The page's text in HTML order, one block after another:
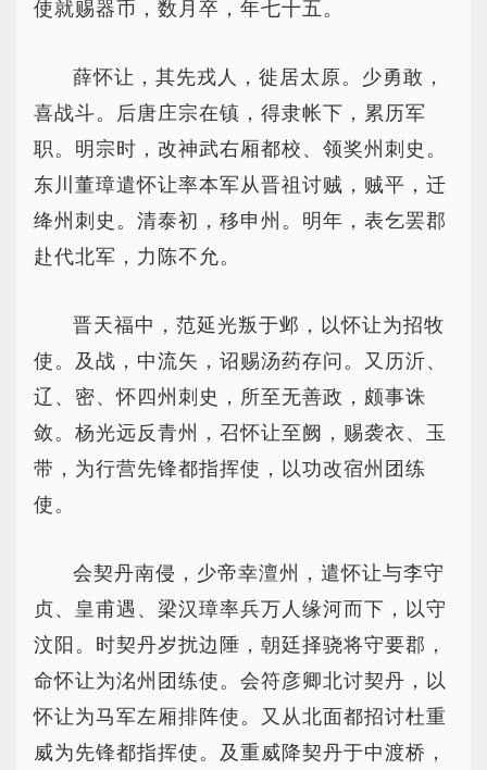
使就赐器币，数月卒，年七十五。
薛怀让，其先戎人，徙居太原。少勇敢，
喜战斗。后唐庄宗在镇，得隶帐下，累历军
职。明宗时，改神武右厢都校、领奖州刺史。
东川董璋遣怀让率本军从晋祖讨贼，贼平，迁
绛州刺史。清泰初，移申州。明年，表乞罢郡
赴代北军，力陈不允。
晋天福中，范延光叛于邺，以怀让为招牧
使。及战，中流矢，诏赐汤药存问。又历沂、
辽、密、怀四州刺史，所至无善政，颇事诛
敛。杨光远反青州，召怀让至阙，赐袭衣、玉
带，为行营先锋都指挥使，以功改宿州团练
使。
会契丹南侵，少帝幸澶州，遣怀让与李守
贞、皇甫遇、梁汉璋率兵万人缘河而下，以守
汶阳。时契丹岁扰边陲，朝廷择骁将守要郡，
命怀让为洺州团练使。会符彦卿北讨契丹，以
怀让为马军左厢排阵使。又从北面都招讨杜重
威为先锋都指挥使。及重威降契丹于中渡桥，